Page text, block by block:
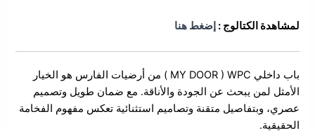
لمشاهدة الكتالوج :إضغط هنا
باب داخلي MY DOOR ) WPC ) من أرضيات الفارس هو الخيار
الأمثل لمن يبحث عن الجودة والأناقة. مع ضمان طويل وتصميم
عصري، وبتفاصيل متقنة وتصاميم استثنائية تعكس مفهوم الفخامة
الحقيقية.